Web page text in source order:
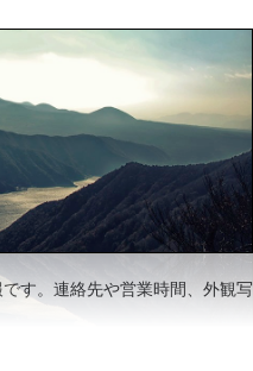
す。連絡先や営業時間、外観写